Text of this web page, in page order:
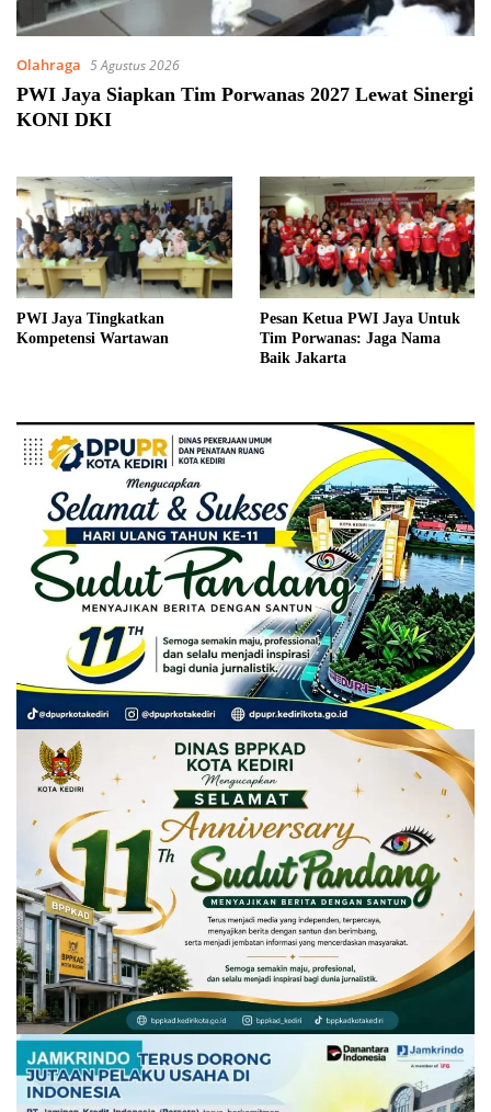
Olahraga 5 Agustus 2026
PWI Jaya Siapkan Tim Porwanas 2027 Lewat Sinergi
KONI DKI
PWI Jaya Tingkatkan
Kompetensi Wartawan
Pesan Ketua PWI Jaya Untuk
Tim Porwanas: Jaga Nama
Baik Jakarta